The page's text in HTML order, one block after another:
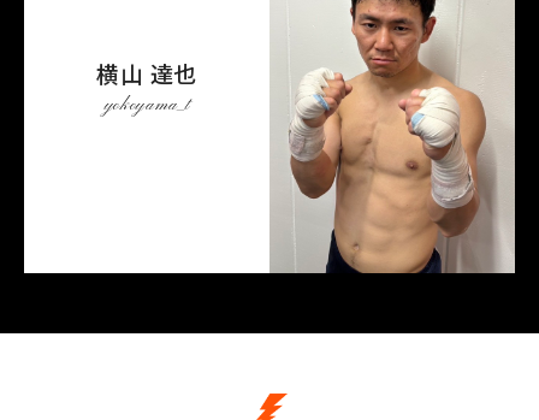
横山 達也
yokoyama_t